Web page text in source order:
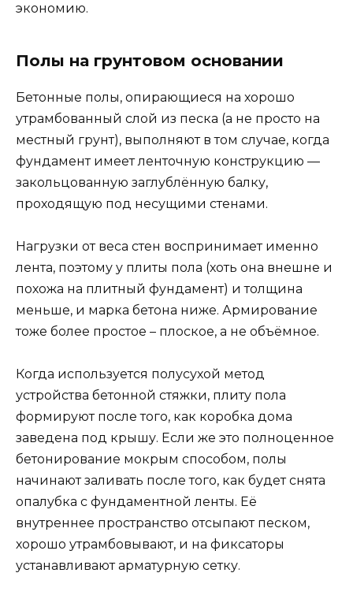
экономию.
Полы на грунтовом основании
Бетонные полы, опирающиеся на хорошо
утрамбованный слой из песка (а не просто на
местный грунт), выполняют в том случае, когда
фундамент имеет ленточную конструкцию —
закольцованную заглублённую балку,
проходящую под несущими стенами.
Нагрузки от веса стен воспринимает именно
лента, поэтому у плиты пола (хоть она внешне и
похожа на плитный фундамент) и толщина
меньше, и марка бетона ниже. Армирование
тоже более простое – плоское, а не объёмное.
Когда используется полусухой метод
устройства бетонной стяжки, плиту пола
формируют после того, как коробка дома
заведена под крышу. Если же это полноценное
бетонирование мокрым способом, полы
начинают заливать после того, как будет снята
опалубка с фундаментной ленты. Её
внутреннее пространство отсыпают песком,
хорошо утрамбовывают, и на фиксаторы
устанавливают арматурную сетку.